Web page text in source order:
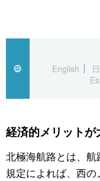
Images
People
お知らせ
English
経済的メリット
北極海航路とは、
規定によれば、西